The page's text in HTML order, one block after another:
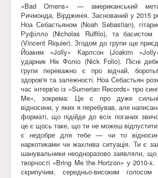
«Bad Omens» — американський
Ричмонда, Вірджинія. Заснований у 2015
Ноа Себастьяном (Noah Sebastian),
Руфілло (Nicholas Ruffilo), та басистом
(Vincent Riquier). Згодом до групи ще
Йоаким «Jolly» Карлсон (Joakim
ударник Нік Фоліо (Nick Folio). Пісні
групи переважно є про відчай,
здоров'я та залежності. Ноа Себастьян
час інтерв'ю із «Sumerian Records» про
Me», зокрема: Це є про дуже сильні
відносини, у яких я перебував, але
форматі, що підійде до всіх поганих
це є щось таке, що ти не можеш
є недобре для тебе — чи то
наркотиками чи жахлива ситуація. Ти є
шанувальники неодноразово заявляли, що
творчості «Bring Me the Horizon» у 2010-х.
скрипучим, середньо-високим голосом